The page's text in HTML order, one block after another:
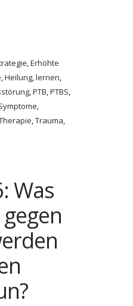
,Erhöhte
,Heilung,lernen,
,PTB,PTBS,
,
,Trauma,
Was